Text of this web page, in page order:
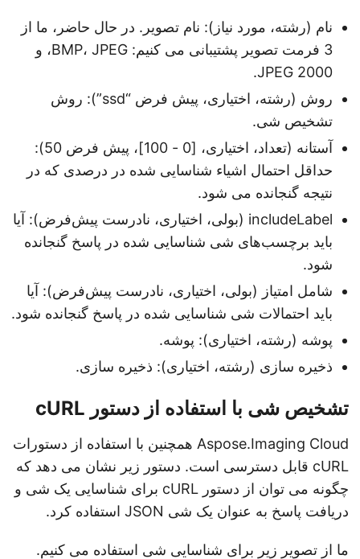
نام (رشته، مورد نیاز): نام تصویر. در حال حاضر، ما از
3 فرمت تصویر پشتیبانی می کنیم: BMP، JPEG، و
JPEG 2000.
روش (رشته، اختیاری، پیش فرض “ssd”): روش
تشخیص شی.
آستانه (تعداد، اختیاری، [0 - 100]، پیش فرض 50):
حداقل احتمال اشیاء شناسایی شده در درصدی که در
نتیجه گنجانده می شود.
includeLabel (بولی، اختیاری، نادرست پیش‌فرض): آیا
باید برچسب‌های شی شناسایی شده در پاسخ گنجانده
شود.
شامل امتیاز (بولی، اختیاری، نادرست پیش‌فرض): آیا
باید احتمالات شی شناسایی شده در پاسخ گنجانده شود.
پوشه (رشته، اختیاری): پوشه.
ذخیره سازی (رشته، اختیاری): ذخیره سازی.
تشخیص شی با استفاده از دستور cURL
Aspose.Imaging Cloud همچنین با استفاده از دستورات
cURL قابل دسترسی است. دستور زیر نشان می دهد که
چگونه می توان از دستور cURL برای شناسایی یک شی و
دریافت پاسخ به عنوان یک شی JSON استفاده کرد.
ما از تصویر زیر برای شناسایی شی استفاده می کنیم.